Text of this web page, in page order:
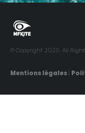
© Copyright 2020. All
Mentions légales|